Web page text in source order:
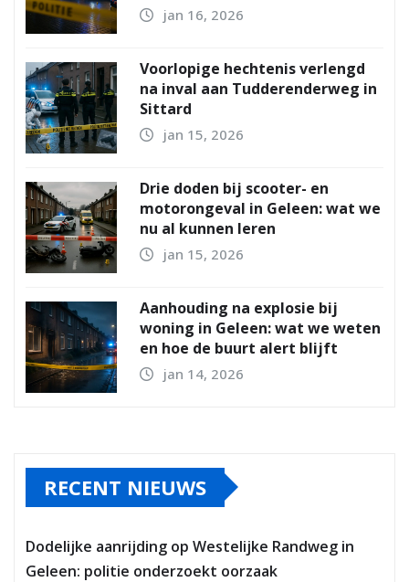
jan 16, 2026
Voorlopige hechtenis verlengd
na inval aan Tudderenderweg in
Sittard
jan 15, 2026
Drie doden bij scooter- en
motorongeval in Geleen: wat we
nu al kunnen leren
jan 15, 2026
Aanhouding na explosie bij
woning in Geleen: wat we weten
en hoe de buurt alert blijft
jan 14, 2026
RECENT NIEUWS
Dodelijke aanrijding op Westelijke Randweg in
Geleen: politie onderzoekt oorzaak